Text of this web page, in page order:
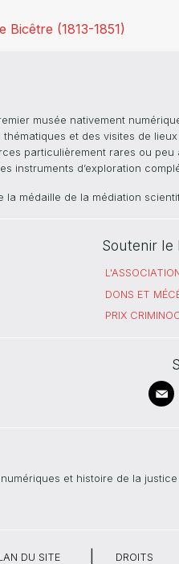
Bicêtre (1813-1851)
musée nativement
et des visites de
particulièrement rares ou
instruments d’exploration
médaille de la médiation
Soutenir le
DONS ET
PRIX
et histoire de la justice
DU SITE DROITS